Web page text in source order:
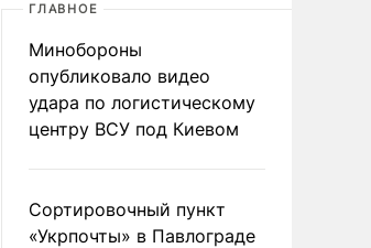
ГЛАВНОЕ
Минобороны
опубликовало видео
удара по логистическому
центру ВСУ под Киевом
Сортировочный пункт
«Укрпочты» в Павлограде